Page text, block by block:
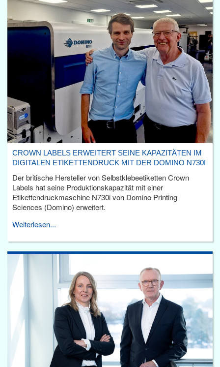
CROWN LABELS ERWEITERT SEINE KAPAZITÄTEN IM
DIGITALEN ETIKETTENDRUCK MIT DER DOMINO N730I
Der britische Hersteller von Selbstklebeetiketten Crown
Labels hat seine Produktionskapazität mit einer
Etikettendruckmaschine N730i von Domino Printing
Sciences (Domino) erweitert.
Weiterlesen...